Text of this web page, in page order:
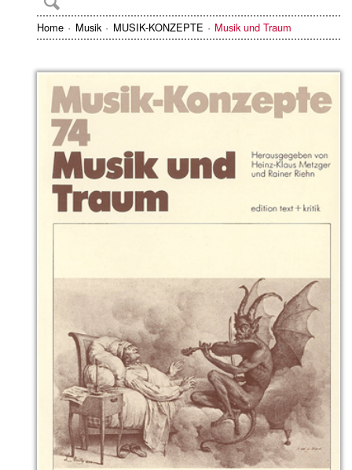
Home Musik MUSIK-KONZEPTE Musik und Traum